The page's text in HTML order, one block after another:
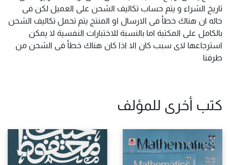
تاريخ الشراء و يتم حساب تكاليف الشحن على العميل لكن فى
حاله ان هناك خطأ فى الارسال او المنتج يتم تحمل تكاليف الشحن
بالكامل على المكتبة اما بالنسبة للاختبارات النفسية لا يمكن
استرجاعها لاى سبب كان الا اذا كان هناك خطأ فى الشحن من
طرفنا
كتب أخرى للمؤلف